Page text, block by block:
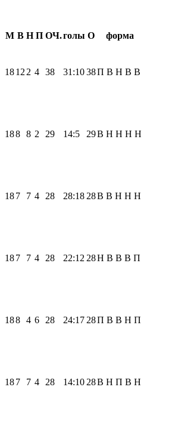
М В Н П ОЧ.голы О форма
1812 2 4 38 31:1038П В Н В В
188 8 2 29 14:5 29В Н Н Н Н
187 7 4 28 28:18 28В В Н Н Н
187 7 4 28 22:12 28Н В В В П
188 4 6 28 24:17 28П В В Н П
187 7 4 28 14:10 28В Н П В Н